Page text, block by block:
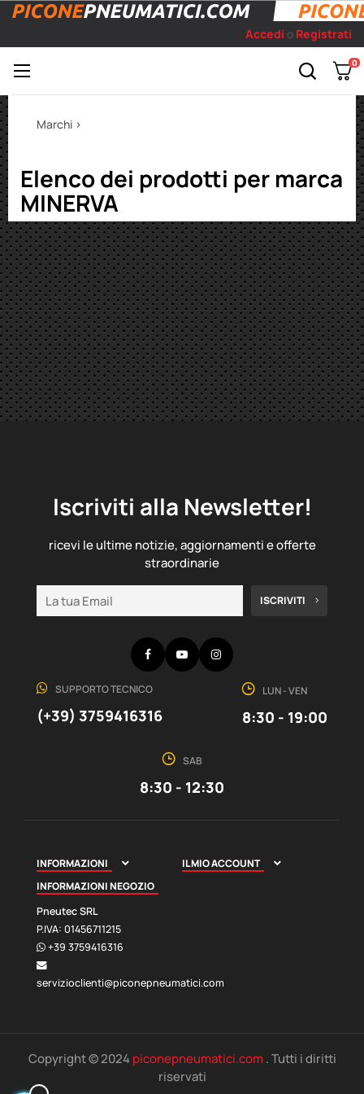
Accedi o Registrati
0
Toggle
☰
Marchi >
Elenco dei prodotti per marca
MINERVA
Iscriviti alla Newsletter!
ricevi le ultime notizie, aggiornamenti e offerte
straordinarie
ISCRIVITI
SUPPORTO TECNICO
(+39) 3759416316
LUN - VEN
8:30 - 19:00
SAB
8:30 - 12:30
FacebookYouTubeInstagram
INFORMAZIONI  IL MIO ACCOUNT 
INFORMAZIONI NEGOZIO
Pneutec SRL
P.IVA: 01456711215
+39 3759416316
servizioclienti@piconepneumatici.com
Copyright © 2024 piconepneumatici.com . Tutti i diritti
riservati